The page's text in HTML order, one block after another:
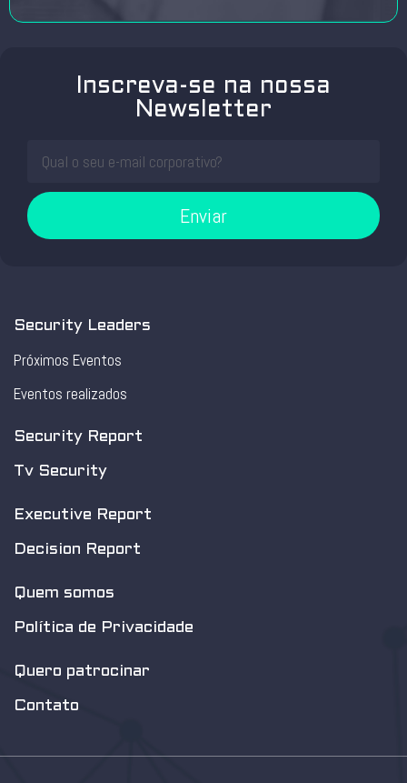
Inscreva-se na nossa
Newsletter
Enviar
Security Leaders
Próximos Eventos
Eventos realizados
Security Report
Tv Security
Executive Report
Decision Report
Quem somos
Política de Privacidade
Quero patrocinar
Contato